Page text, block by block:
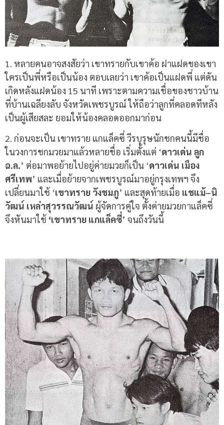
1. หลายคนอาจสงสัยว่า เขาทรายกับเขาค้อ ฝาแฝดของเขา
ใครเป็นพี่หรือเป็นน้อง ตอบเลยว่า เขาค้อเป็นแฝดพี่ แต่ดัน
เกิดหลังแฝดน้อง 15 นาที เพราะตามความเชื่อของชาวบ้าน
ที่บ้านเฉลียงลับ จังหวัดเพชรบูรณ์ ให้ถือว่าลูกที่คลอดทีหลัง
เป็นผู้เสียสละ ยอมให้น้องคลอดออกมาก่อน
2. ก่อนจะเป็น เขาทราย แกแล็คซี่ วีรบุรุษนักชกคนนี้มีชื่อ
ในวงการชกมวยมาแล้วหลายชื่อ เริ่มตั้งแต่ ‘ดาวเด่น ลูก
ฉ.ล.’ ต่อมาพอย้ายไปอยู่ค่ายมวยก็เป็น ‘ดาวเด่น เมือง
ศรีเทพ’ และเมื่อย้ายจากเพชรบูรณ์มาอยู่กรุงเทพฯ จึง
เปลี่ยนมาใช้ ‘เขาทราย วังชมภู’ และสุดท้ายเมื่อ แชแม้–นิ
วัฒน์ เหล่าสุวรรณวัฒน์ ผู้จัดการคู่ใจ ตั้งค่ายมวยกาแล็คซี่
จึงหันมาใช้ ‘เขาทราย แกแล็คซี่’ จนถึงวันนี้